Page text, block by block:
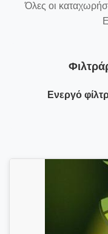
Όλες οι
Ενεργό